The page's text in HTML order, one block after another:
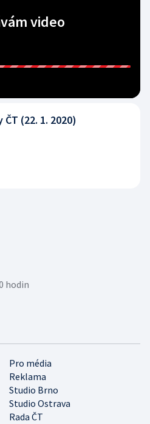
video
(22. 1. 2020)
hodin
Pro média
Reklama
Studio Brno
Studio Ostrava
Rada ČT